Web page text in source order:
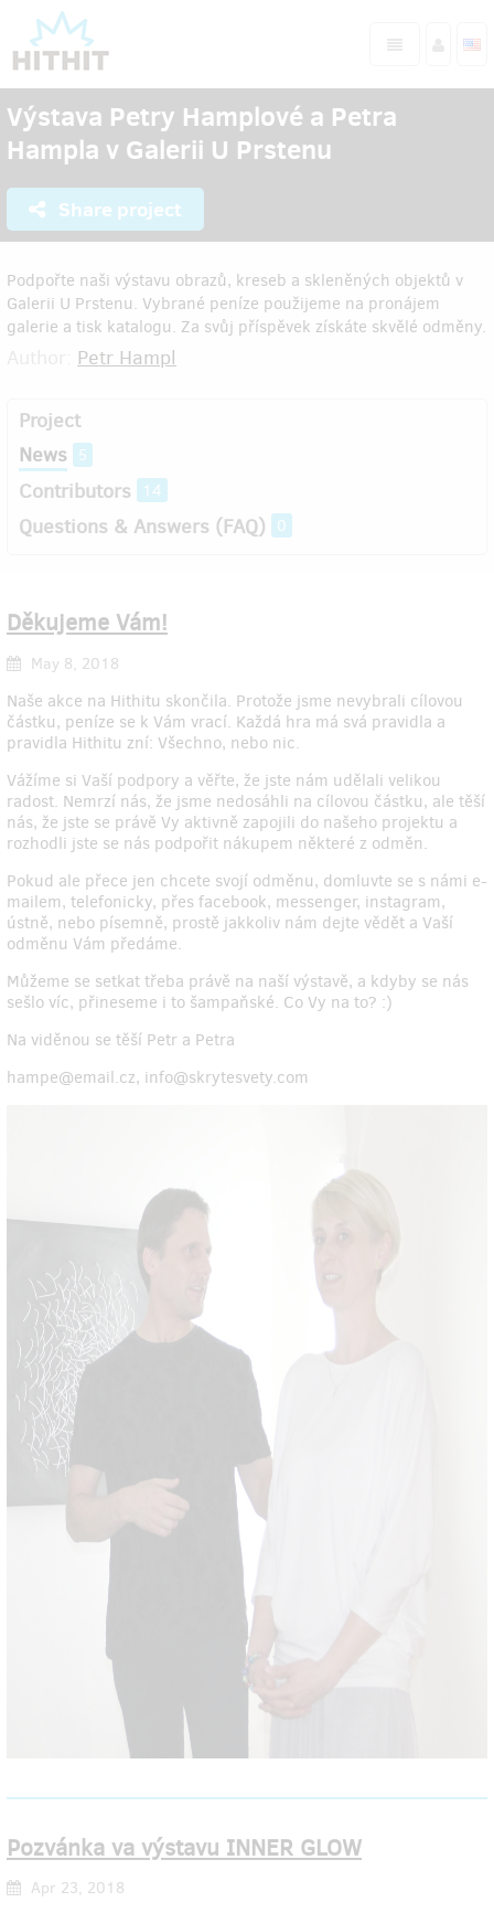
Výstava Petry Hamplové a Petra
Hampla v Galerii U Prstenu
Share project
Podpořte naši výstavu obrazů, kreseb a skleněných objektů v
Galerii U Prstenu. Vybrané peníze použijeme na pronájem
galerie a tisk katalogu. Za svůj příspěvek získáte skvělé odměny.
Petr Hampl
Project
News 5
Contributors 14
Questions & Answers (FAQ) 0
Děkujeme Vám!
May 8, 2018
Naše akce na Hithitu skončila. Protože jsme nevybrali cílovou
částku, peníze se k Vám vrací. Každá hra má svá pravidla a
pravidla Hithitu zní: Všechno, nebo nic.
Vážíme si Vaší podpory a věřte, že jste nám udělali velikou
radost. Nemrzí nás, že jsme nedosáhli na cílovou částku, ale těší
nás, že jste se právě Vy aktivně zapojili do našeho projektu a
rozhodli jste se nás podpořit nákupem některé z odměn.
Pokud ale přece jen chcete svojí odměnu, domluvte se s námi e-
mailem, telefonicky, přes facebook, messenger, instagram,
ústně, nebo písemně, prostě jakkoliv nám dejte vědět a Vaší
odměnu Vám předáme.
Můžeme se setkat třeba právě na naší výstavě, a kdyby se nás
sešlo víc, přineseme i to šampaňské. Co Vy na to? :)
Na viděnou se těší Petr a Petra
hampe@email.cz, info@skrytesvety.com
Pozvánka va výstavu INNER GLOW
Apr 23, 2018